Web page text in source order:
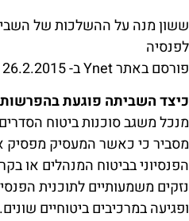
ששון מנה על ההשלכות של
לפנסיה
פורסם באתר Ynet ב- 26.2.2015
כיצד השביתה פוגעת
מנכל משגב סוכנות ביטוח
מסביר כי כאשר המעסיק מפסיק
הפנסיוני בביטוח המנהלים או
נזקים משמעותיים לתוכנית
ופגיעה במרכיבים ביטוחיים שונים.